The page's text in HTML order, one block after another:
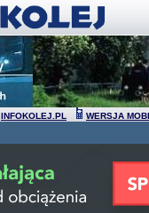
INFOKOLEJ.PL WERSJA